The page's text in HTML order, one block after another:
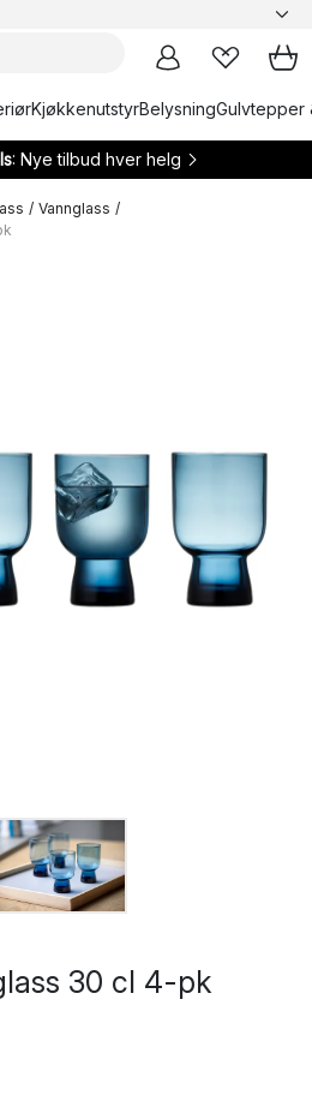
KjøkkenutstyrBelysningGulvtepper
: Nye tilbud hver helg
/ Vannglass /
30 cl 4-pk